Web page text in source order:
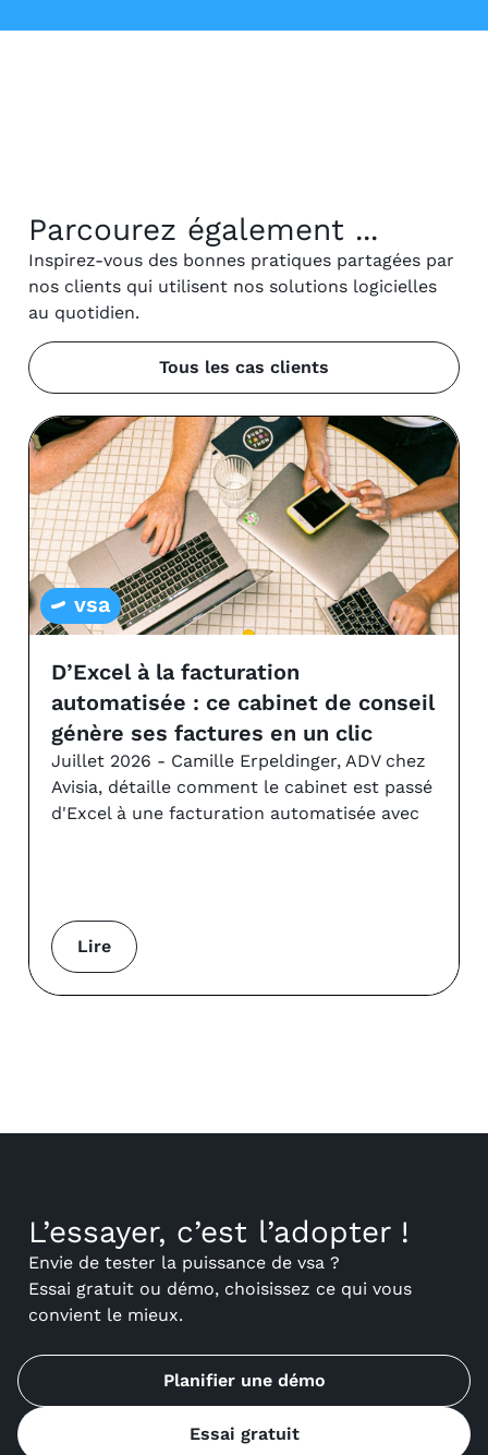
Parcourez également ...
Inspirez-vous des bonnes pratiques partagées par
nos clients qui utilisent nos solutions logicielles
au quotidien.
Tous les cas clients
Lire
vsa
D’Excel à la facturation
automatisée : ce cabinet de conseil
génère ses factures en un clic
Juillet 2026 - Camille Erpeldinger, ADV chez
Avisia, détaille comment le cabinet est passé
d'Excel à une facturation automatisée avec
L’essayer, c’est l’adopter !
Envie de tester la puissance de vsa ?
Essai gratuit ou démo, choisissez ce qui vous
convient le mieux.
Planifier une démo
Essai gratuit